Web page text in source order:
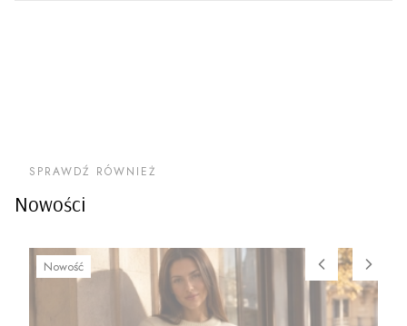
Nowości
SPRAWDŹ RÓWNIEŻ
Nowość